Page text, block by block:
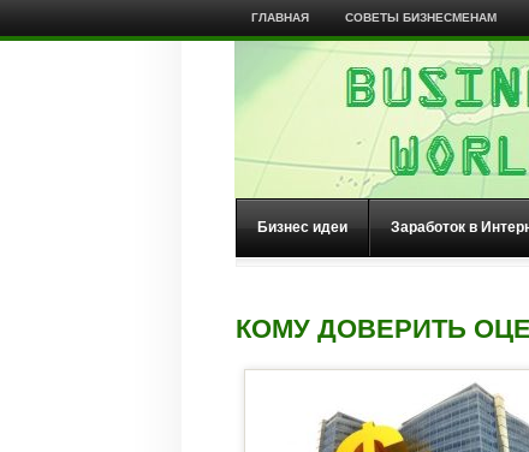
ГЛАВНАЯ СОВЕТЫ БИЗНЕСМЕНАМ
Бизнес идеи Заработок в
КОМУ ДОВЕРИТЬ